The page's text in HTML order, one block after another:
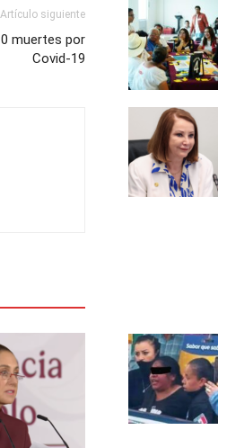
Artículo siguiente
muertes por
Covid-19